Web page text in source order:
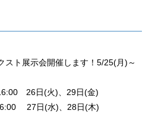
スト展示会開催します！5/25(月)～
26日(火)、29日(⾦)
27日(水)、28日(木)